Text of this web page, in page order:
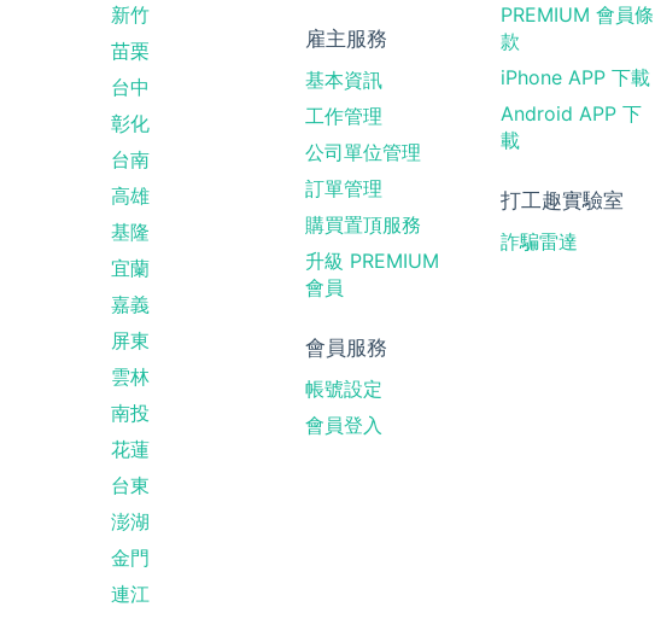
新竹
苗栗
台中
彰化
台南
高雄
基隆
宜蘭
嘉義
屏東
雲林
南投
花蓮
台東
澎湖
金門
連江
雇主服務
基本資訊
工作管理
公司單位管理
訂單管理
購買置頂服務
升級 PREMIUM
會員
會員服務
帳號設定
會員登入
PREMIUM 會員條
款
iPhone APP 下載
Android APP 下
載
打工趣實驗室
詐騙雷達